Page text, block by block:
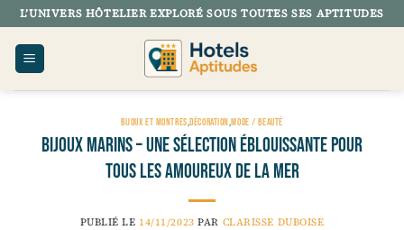
Passer
au
contenu
L’UNIVERS HÔTELIER EXPLORÉ SOUS TOUTES SES APTITUDES
BIJOUX ET MONTRES,DÉCORATION,MODE / BEAUTÉ
Bijoux marins – une sélection éblouissante pour
tous les amoureux de la mer
PUBLIÉ LE 14/11/2023 PAR CLARISSE DUBOISE